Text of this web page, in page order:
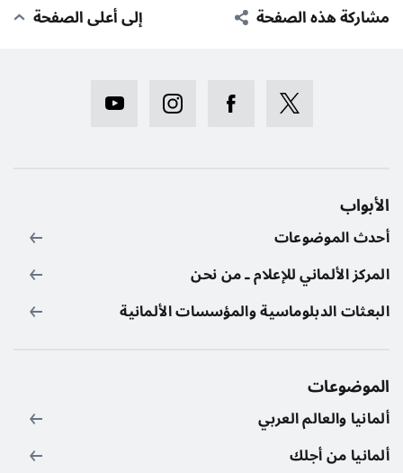
مشاركة هذه الصفحة إلى أعلى الصفحة
الأبواب
أحدث الموضوعات
المركز الألماني للإعلام ـ من نحن
البعثات الدبلوماسية والمؤسسات الألمانية
الموضوعات
ألمانيا والعالم العربي
ألمانيا من أجلك